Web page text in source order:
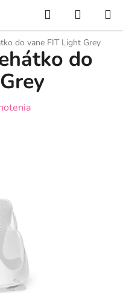
Hľadať
KOŠÍK
do vane FIT Light Grey
do